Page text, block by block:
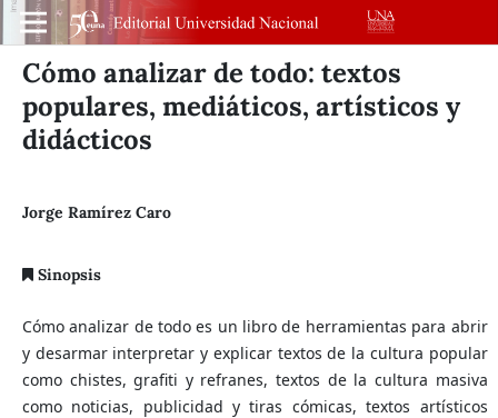
Cómo analizar de todo: textos
populares, mediáticos, artísticos y
didácticos
Jorge Ramírez Caro
Sinopsis
Cómo analizar de todo es un libro de herramientas para abrir
y desarmar interpretar y explicar textos de la cultura popular
como chistes, grafiti y refranes, textos de la cultura masiva
como noticias, publicidad y tiras cómicas, textos artísticos